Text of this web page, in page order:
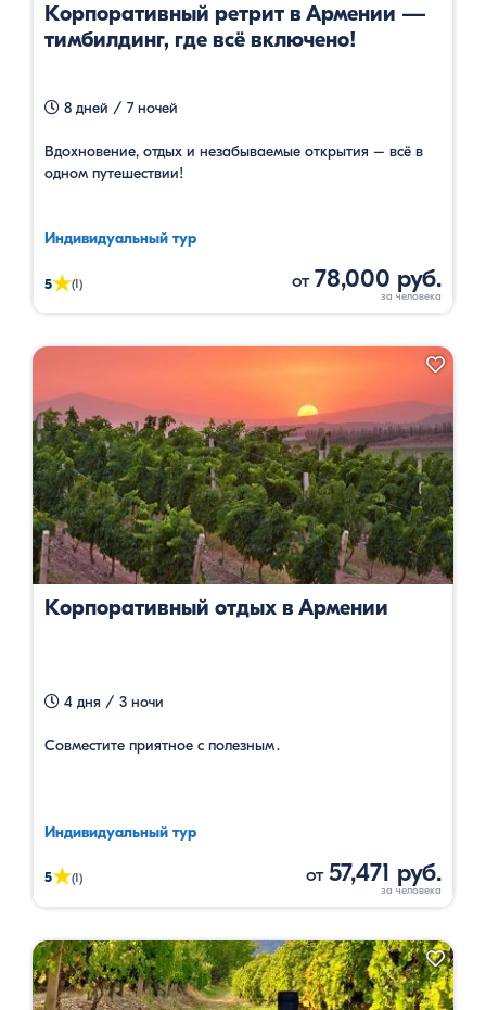
Корпоративный ретрит в Армении —
тимбилдинг, где всё включено!
8 дней / 7 ночей
Вдохновение, отдых и незабываемые открытия – всё в
одном путешествии!
Индивидуальный тур
5★(1) от 78,000 руб.
Корпоративный отдых в Армении
4 дня / 3 ночи
Совместите приятное с полезным․
Индивидуальный тур
5★(1) от 57,471 руб.